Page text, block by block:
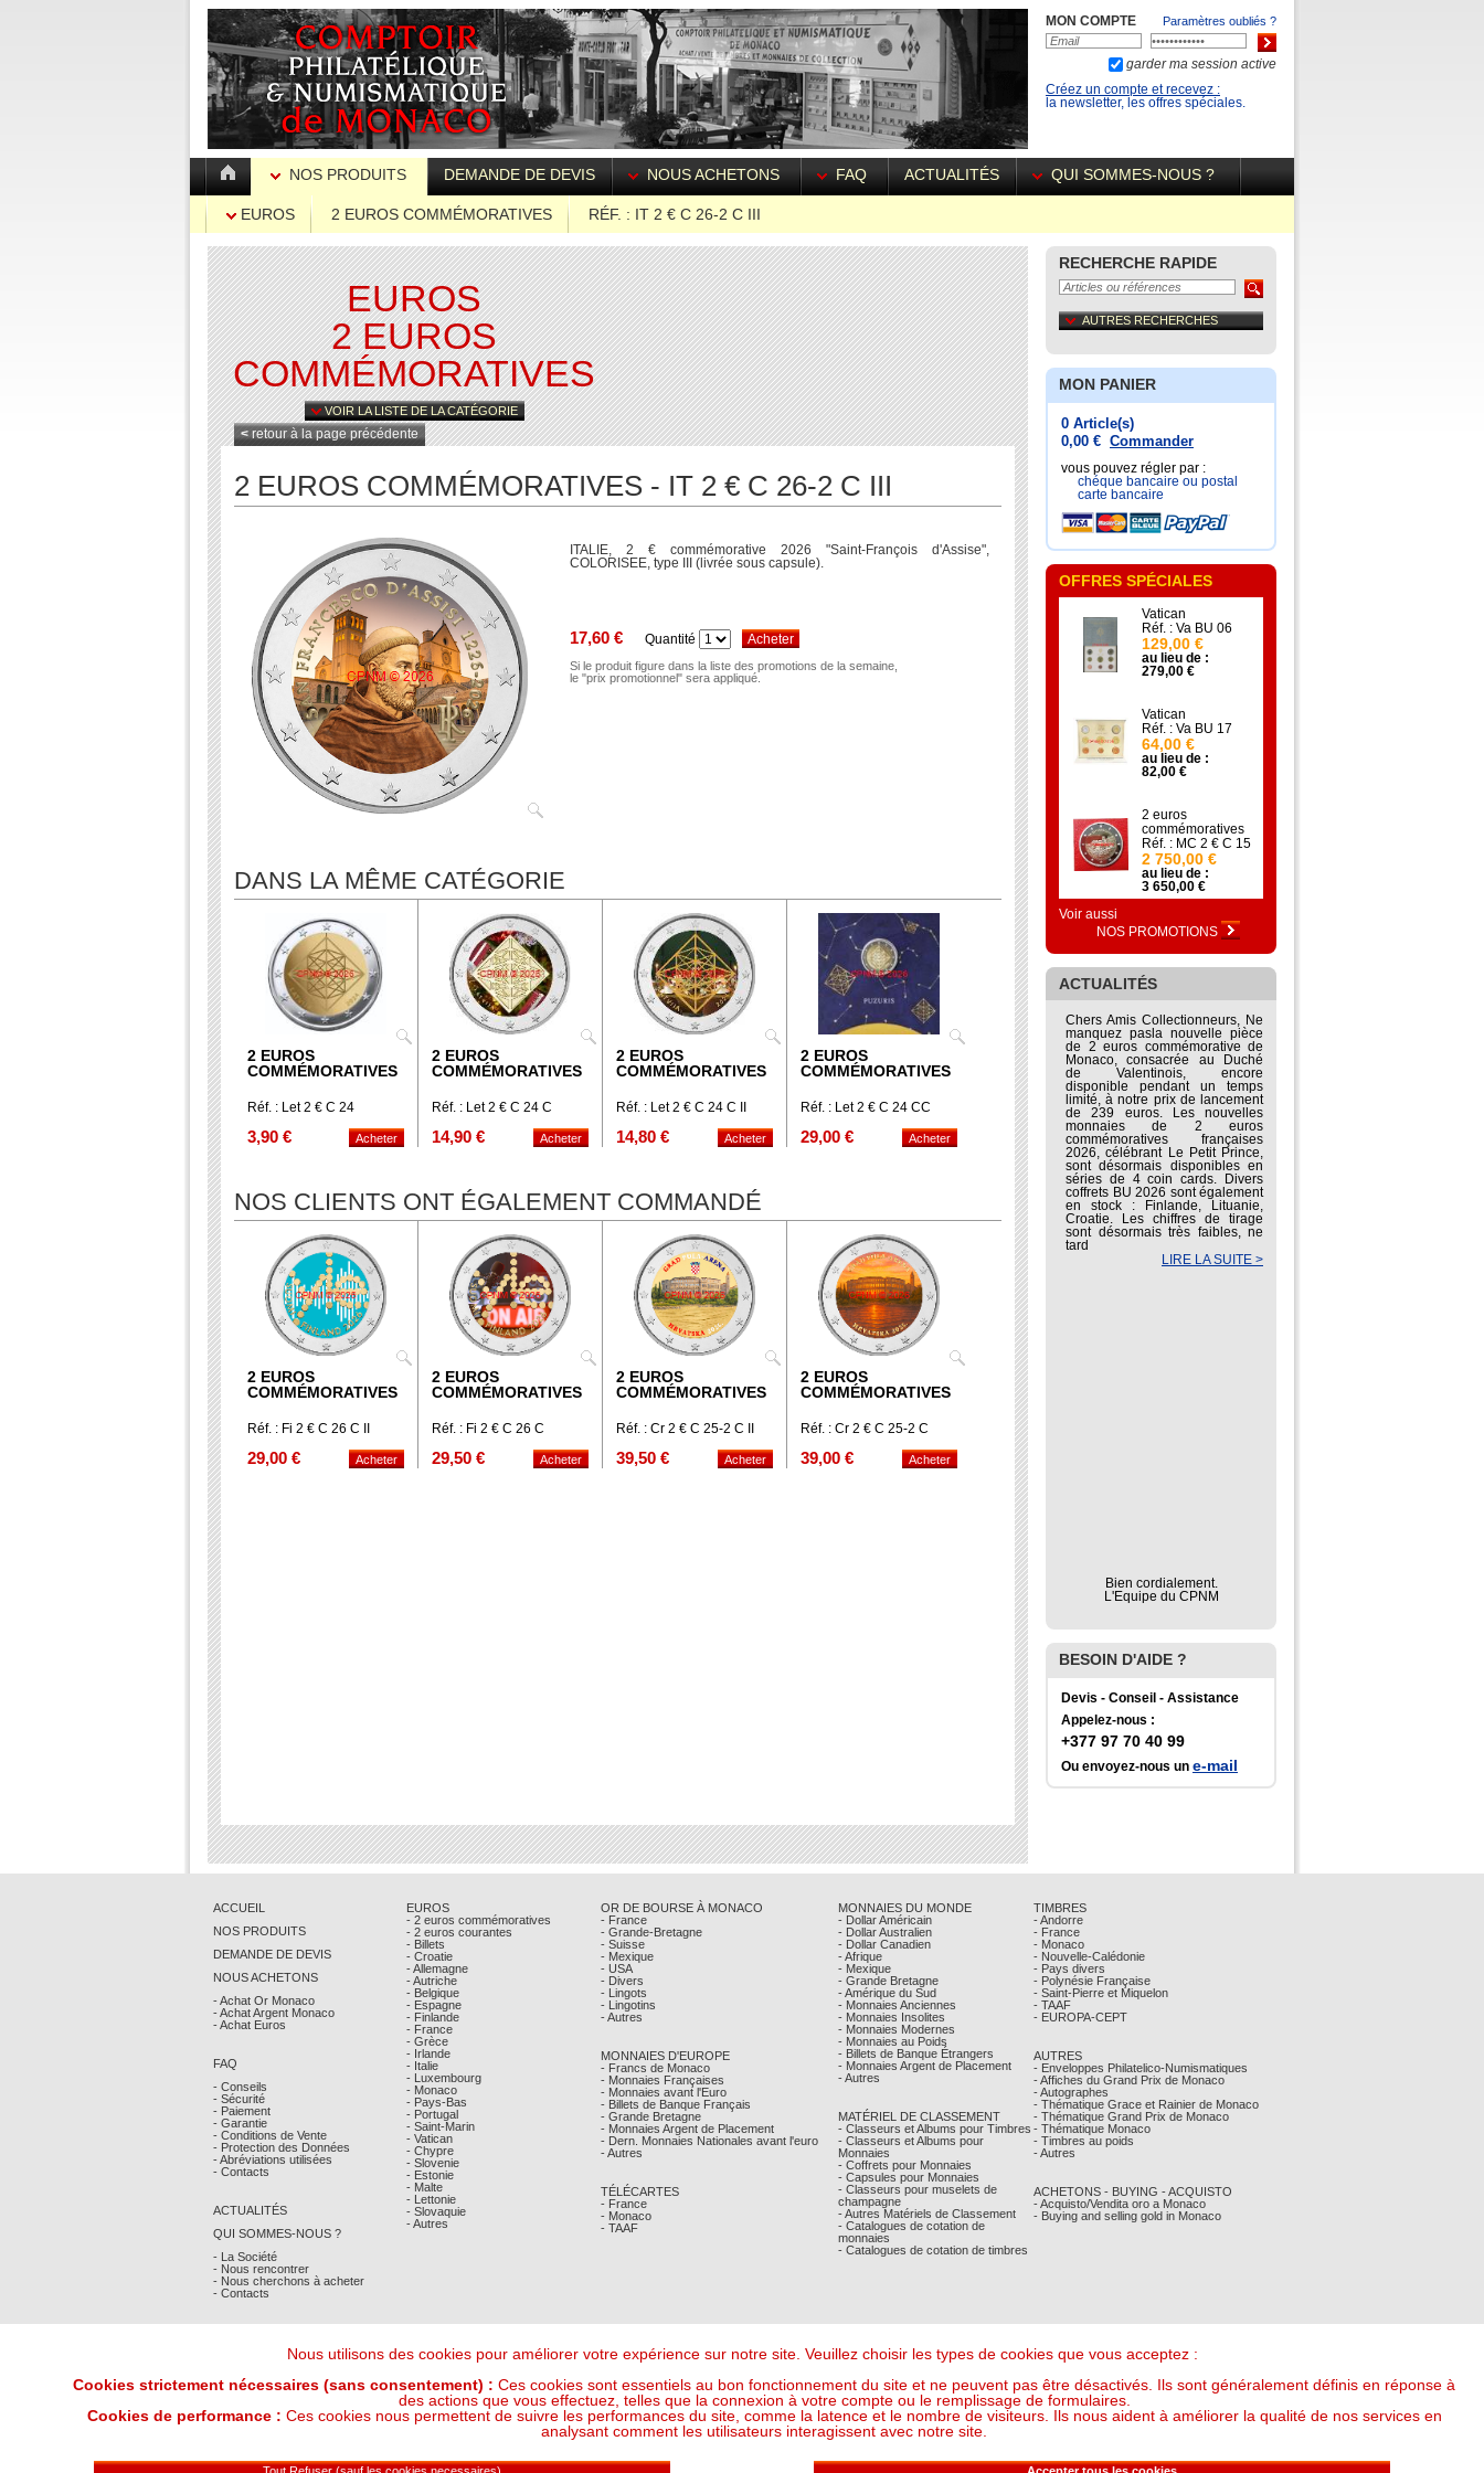
MON COMPTE Paramètres oubliés ?
garder ma session active
Créez un compte et recevez :
la newsletter, les offres spéciales.
NOS PRODUITS DEMANDE DE DEVIS NOUS ACHETONS FAQ ACTUALITÉS QUI SOMMES-NOUS ?
EUROS 2 EUROS COMMÉMORATIVES RÉF. : IT 2 € C 26-2 C III
EUROS
2 EUROS
COMMÉMORATIVES
VOIR LA LISTE DE LA CATÉGORIE
< retour à la page précédente
2 EUROS COMMÉMORATIVES - IT 2 € C 26-2 C III
ITALIE, 2 € commémorative 2026 "Saint-François d'Assise",
COLORISEE, type III (livrée sous capsule).
17,60 € Quantité
Si le produit figure dans la liste des promotions de la semaine,
le "prix promotionnel" sera appliqué.
DANS LA MÊME CATÉGORIE
2 EUROS
COMMÉMORATIVES
Réf. : Let 2 € C 24
3,90 €
2 EUROS
COMMÉMORATIVES
Réf. : Let 2 € C 24 C
14,90 €
2 EUROS
COMMÉMORATIVES
Réf. : Let 2 € C 24 C II
14,80 €
2 EUROS
COMMÉMORATIVES
Réf. : Let 2 € C 24 CC
29,00 €
NOS CLIENTS ONT ÉGALEMENT COMMANDÉ
2 EUROS
COMMÉMORATIVES
Réf. : Fi 2 € C 26 C II
29,00 €
2 EUROS
COMMÉMORATIVES
Réf. : Fi 2 € C 26 C
29,50 €
2 EUROS
COMMÉMORATIVES
Réf. : Cr 2 € C 25-2 C II
39,50 €
2 EUROS
COMMÉMORATIVES
Réf. : Cr 2 € C 25-2 C
39,00 €
RECHERCHE RAPIDE
AUTRES RECHERCHES
MON PANIER
0 Article(s)
0,00 € Commander
vous pouvez régler par :
chéque bancaire ou postal
carte bancaire
OFFRES SPÉCIALES
Vatican
Réf. : Va BU 06
129,00 €
au lieu de :
279,00 €
Vatican
Réf. : Va BU 17
64,00 €
au lieu de :
82,00 €
2 euros
commémoratives
Réf. : MC 2 € C 15
2 750,00 €
au lieu de :
3 650,00 €
Voir aussi
NOS PROMOTIONS
ACTUALITÉS
Chers Amis Collectionneurs, Ne
manquez pasla nouvelle pièce
de 2 euros commémorative de
Monaco, consacrée au Duché
de Valentinois, encore
disponible pendant un temps
limité, à notre prix de lancement
de 239 euros. Les nouvelles
monnaies de 2 euros
commémoratives françaises
2026, célébrant Le Petit Prince,
sont désormais disponibles en
séries de 4 coin cards. Divers
coffrets BU 2026 sont également
en stock : Finlande, Lituanie,
Croatie. Les chiffres de tirage
sont désormais très faibles, ne
tard
LIRE LA SUITE >
Bien cordialement.
L'Equipe du CPNM
BESOIN D'AIDE ?
Devis - Conseil - Assistance
Appelez-nous :
+377 97 70 40 99
Ou envoyez-nous un e-mail
ACCUEIL
NOS PRODUITS
DEMANDE DE DEVIS
NOUS ACHETONS
- Achat Or Monaco
- Achat Argent Monaco
- Achat Euros
FAQ
- Conseils
- Sécurité
- Paiement
- Garantie
- Conditions de Vente
- Protection des Données
- Abréviations utilisées
- Contacts
ACTUALITÉS
QUI SOMMES-NOUS ?
- La Société
- Nous rencontrer
- Nous cherchons à acheter
- Contacts
EUROS
- 2 euros commémoratives
- 2 euros courantes
- Billets
- Croatie
- Allemagne
- Autriche
- Belgique
- Espagne
- Finlande
- France
- Grèce
- Irlande
- Italie
- Luxembourg
- Monaco
- Pays-Bas
- Portugal
- Saint-Marin
- Vatican
- Chypre
- Slovenie
- Estonie
- Malte
- Lettonie
- Slovaquie
- Autres
OR DE BOURSE À MONACO
- France
- Grande-Bretagne
- Suisse
- Mexique
- USA
- Divers
- Lingots
- Lingotins
- Autres
MONNAIES D'EUROPE
- Francs de Monaco
- Monnaies Françaises
- Monnaies avant l'Euro
- Billets de Banque Français
- Grande Bretagne
- Monnaies Argent de Placement
- Dern. Monnaies Nationales avant l'euro
- Autres
TÉLÉCARTES
- France
- Monaco
- TAAF
MONNAIES DU MONDE
- Dollar Américain
- Dollar Australien
- Dollar Canadien
- Afrique
- Mexique
- Grande Bretagne
- Amérique du Sud
- Monnaies Anciennes
- Monnaies Insolites
- Monnaies Modernes
- Monnaies au Poids
- Billets de Banque Étrangers
- Monnaies Argent de Placement
- Autres
MATÉRIEL DE CLASSEMENT
- Classeurs et Albums pour Timbres
- Classeurs et Albums pour
Monnaies
- Coffrets pour Monnaies
- Capsules pour Monnaies
- Classeurs pour muselets de
champagne
- Autres Matériels de Classement
- Catalogues de cotation de
monnaies
- Catalogues de cotation de timbres
TIMBRES
- Andorre
- France
- Monaco
- Nouvelle-Calédonie
- Pays divers
- Polynésie Française
- Saint-Pierre et Miquelon
- TAAF
- EUROPA-CEPT
AUTRES
- Enveloppes Philatelico-Numismatiques
- Affiches du Grand Prix de Monaco
- Autographes
- Thématique Grace et Rainier de Monaco
- Thématique Grand Prix de Monaco
- Thématique Monaco
- Timbres au poids
- Autres
ACHETONS - BUYING - ACQUISTO
- Acquisto/Vendita oro a Monaco
- Buying and selling gold in Monaco
Mentions Légales- © Comptoir Philatelique et Numismatique de Monaco 2026
Nous utilisons des cookies pour améliorer votre expérience sur notre site. Veuillez choisir les types de cookies que vous acceptez :
Cookies strictement nécessaires (sans consentement) : Ces cookies sont essentiels au bon fonctionnement du site et ne peuvent pas être désactivés. Ils sont généralement définis en réponse à
des actions que vous effectuez, telles que la connexion à votre compte ou le remplissage de formulaires.
Cookies de performance : Ces cookies nous permettent de suivre les performances du site, comme la latence et le nombre de visiteurs. Ils nous aident à améliorer la qualité de nos services en
analysant comment les utilisateurs interagissent avec notre site.